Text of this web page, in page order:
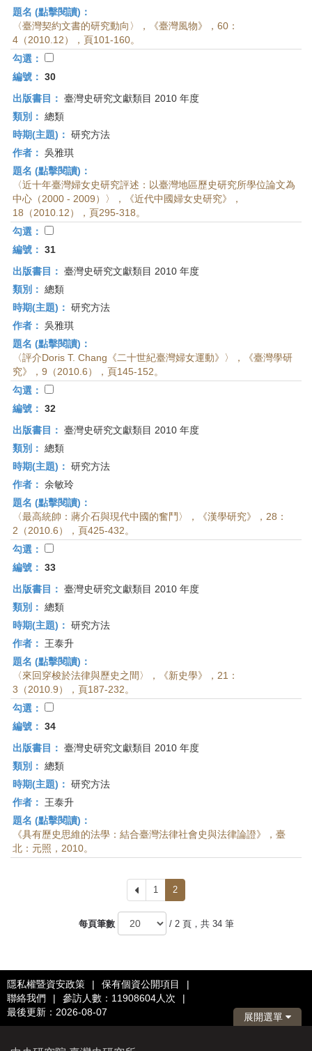
題名 (點擊閱讀)：
〈臺灣契約文書的研究動向〉，《臺灣風物》，60：
4（2010.12），頁101-160。
勾選：
編號： 30
出版書目： 臺灣史研究文獻類目 2010 年度
類別： 總類
時期(主題)： 研究方法
作者： 吳雅琪
題名 (點擊閱讀)：
〈近十年臺灣婦女史研究評述：以臺灣地區歷史研究所學位論文為
中心（2000 - 2009）〉，《近代中國婦女史研究》，
18（2010.12），頁295-318。
勾選：
編號： 31
出版書目： 臺灣史研究文獻類目 2010 年度
類別： 總類
時期(主題)： 研究方法
作者： 吳雅琪
題名 (點擊閱讀)：
〈評介Doris T. Chang《二十世紀臺灣婦女運動》〉，《臺灣學研
究》，9（2010.6），頁145-152。
勾選：
編號： 32
出版書目： 臺灣史研究文獻類目 2010 年度
類別： 總類
時期(主題)： 研究方法
作者： 余敏玲
題名 (點擊閱讀)：
〈最高統帥：蔣介石與現代中國的奮鬥〉，《漢學研究》，28：
2（2010.6），頁425-432。
勾選：
編號： 33
出版書目： 臺灣史研究文獻類目 2010 年度
類別： 總類
時期(主題)： 研究方法
作者：
王泰升
題名 (點擊閱讀)：
〈來回穿梭於法律與歷史之間〉，《新史學》，21：
3（2010.9），頁187-232。
勾選：
編號： 34
出版書目： 臺灣史研究文獻類目 2010 年度
類別： 總類
時期(主題)： 研究方法
作者：
王泰升
題名 (點擊閱讀)：
《具有歷史思維的法學：結合臺灣法律社會史與法律論證》，臺
北：元照，2010。
上
一
頁
1 2
每頁筆數 / 2 頁，共 34 筆
隱私權暨資安政策 | 保有個資公開項目
|
聯絡我們
| 參訪人數：11908604人次
|
最後更新：2026-08-07
展開選單